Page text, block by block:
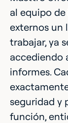
al equipo
externos un
trabajar, ya
accediendo
informes.
seguridad y
función,